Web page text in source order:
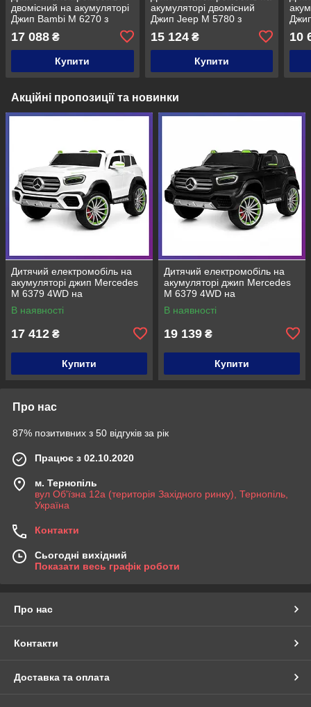
двомісний на акумуляторі
Джип Bambi M 6270 з
пультом р/у для дітей 3-8
років Хакі
17 088 ₴
Купити
акумуляторі двомісний
Джип Jeep M 5780 з
пультом р/у для дітей 3-8
років Червоний
15 124₴
Купити
10
Акційні пропозиції та новинки
Дитячий електромобіль на
акумуляторі джип Mercedes
M 6379 4WD на
радіокеруванні для дітей 3-8
років Білий
В наявності
17 412 ₴
Купити
Дитячий електромобіль на
акумуляторі джип Mercedes
M 6379 4WD на
радіокеруванні для дітей 3-8
років Чорний фарбований
В наявності
19 139 ₴
Купити
Про нас
87% позитивних з 50 відгуків за рік
Працює з 02.10.2020
м. Тернопіль
вул Об'їзна 12а (територія Західного ринку), Тернопіль,
Україна
Контакти
Сьогодні вихідний
Показати весь графік роботи
Про нас
Контакти
Доставка та оплата